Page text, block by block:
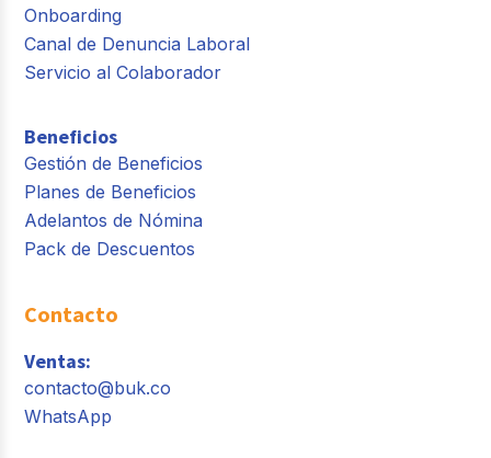
Onboarding
Canal de Denuncia Laboral
Servicio al Colaborador
Beneficios
Gestión de Beneficios
Planes de Beneficios
Adelantos de Nómina
Pack de Descuentos
Contacto
Ventas:
contacto@buk.co
WhatsApp